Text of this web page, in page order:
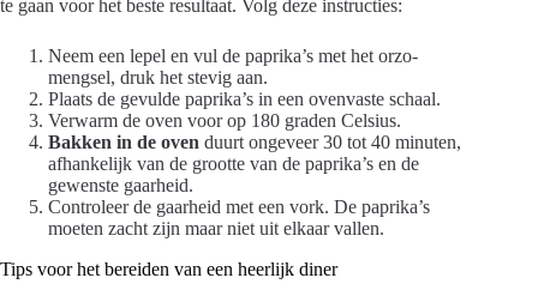
te gaan voor het beste resultaat. Volg deze instructies:
Neem een lepel en vul de paprika’s met het orzo-
mengsel, druk het stevig aan.
Plaats de gevulde paprika’s in een ovenvaste schaal.
Verwarm de oven voor op 180 graden Celsius.
Bakken in de oven duurt ongeveer 30 tot 40 minuten,
afhankelijk van de grootte van de paprika’s en de
gewenste gaarheid.
Controleer de gaarheid met een vork. De paprika’s
moeten zacht zijn maar niet uit elkaar vallen.
Tips voor het bereiden van een heerlijk diner